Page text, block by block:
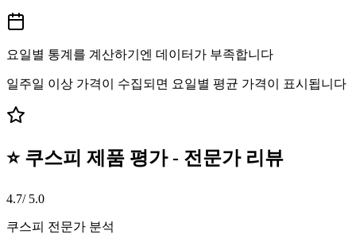
요일별 통계를 계산하기엔 데이터가 부족합니다
일주일 이상 가격이 수집되면 요일별 평균 가격이 표시됩니다
⭐ 쿠스피 제품 평가 - 전문가 리뷰
4.7/ 5.0
쿠스피 전문가 분석